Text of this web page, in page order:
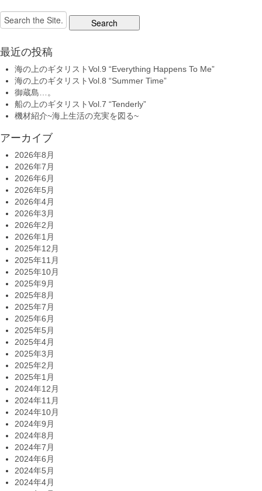
Search
for:
最近の投稿
海の上のギタリストVol.9 “Everything Happens To Me”
海の上のギタリストVol.8 “Summer Time”
御蔵島…。
船の上のギタリストVol.7 “Tenderly”
機材紹介~海上生活の充実を図る~
アーカイブ
2026年8月
2026年7月
2026年6月
2026年5月
2026年4月
2026年3月
2026年2月
2026年1月
2025年12月
2025年11月
2025年10月
2025年9月
2025年8月
2025年7月
2025年6月
2025年5月
2025年4月
2025年3月
2025年2月
2025年1月
2024年12月
2024年11月
2024年10月
2024年9月
2024年8月
2024年7月
2024年6月
2024年5月
2024年4月